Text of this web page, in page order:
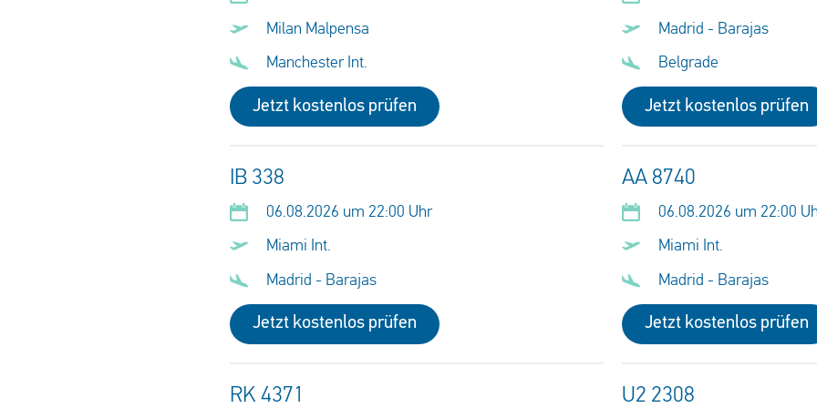
Milan Malpensa
Manchester Int.
Jetzt kostenlos prüfen
Madrid - Barajas
Belgrade
Jetzt kostenlos prüfen
IB 338
06.08.2026 um 22:00 Uhr
Miami Int.
Madrid - Barajas
Jetzt kostenlos prüfen
AA 8740
06.08.2026 um 22:00
Miami Int.
Madrid - Barajas
Jetzt kostenlos prüfen
RK 4371 U2 2308